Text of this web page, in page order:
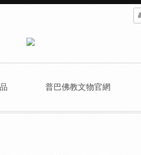
普巴佛教文物官網